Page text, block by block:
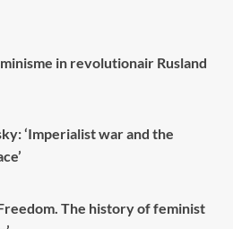
in revolutionair Rusland
‘Imperialist war and the
The history of feminist